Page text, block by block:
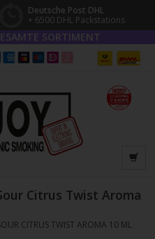
Deutsche Post DHL
+ 6500 DHL Packstations
SORTIMENT
Sour Citrus Twist Aroma
CITRUS TWIST AROMA 10 ML